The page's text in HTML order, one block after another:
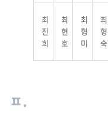
최
진
희
최
현
호
최
형
미
최
형
숙
ㅍ.